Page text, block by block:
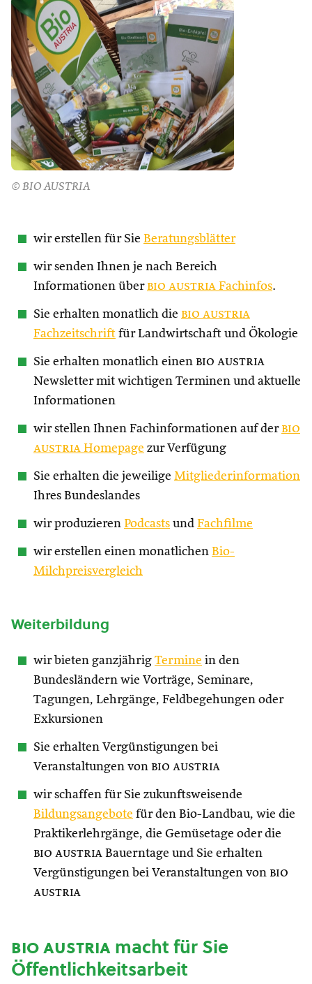
© BIO AUSTRIA
wir erstellen für Sie Beratungsblätter
wir senden Ihnen je nach Bereich
Informationen über bio austria Fachinfos.
Sie erhalten monatlich die bio austria
Fachzeitschrift für Landwirtschaft und Ökologie
Sie erhalten monatlich einen bio austria
Newsletter mit wichtigen Terminen und aktuelle
Informationen
wir stellen Ihnen Fachinformationen auf der bio
austria Homepage zur Verfügung
Sie erhalten die jeweilige Mitgliederinformation
Ihres Bundeslandes
wir produzieren Podcasts und Fachfilme
wir erstellen einen monatlichen Bio-
Milchpreisvergleich
Weiterbildung
wir bieten ganzjährig Termine in den
Bundesländern wie Vorträge, Seminare,
Tagungen, Lehrgänge, Feldbegehungen oder
Exkursionen
Sie erhalten Vergünstigungen bei
Veranstaltungen von bio austria
wir schaffen für Sie zukunftsweisende
Bildungsangebote für den Bio-Landbau, wie die
Praktikerlehrgänge, die Gemüsetage oder die
bio austria Bauerntage und Sie erhalten
Vergünstigungen bei Veranstaltungen von bio
austria
bio austriamacht für Sie
Öffentlichkeitsarbeit